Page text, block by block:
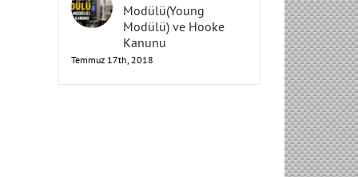
Elastisite
Modülü(Young
Modülü) ve Hooke